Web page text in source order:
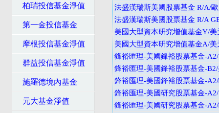
柏瑞投信基金淨值
第一金投信基金
摩根投信基金淨值
群益投信基金淨值
施羅德境內基金
元大基金淨值
法盛漢瑞斯美國股票基金 R/A/
法盛漢瑞斯美國股票基金 R/A
美國大型資本研究增值基金Y/美
美國大型資本研究增值基金A/美
鋒裕匯理-美國鋒裕股票基金-
鋒裕匯理-美國鋒裕股票基金-
鋒裕匯理-美國鋒裕股票基金-
鋒裕匯理-美國研究股票基金-
鋒裕匯理-美國研究股票基金-